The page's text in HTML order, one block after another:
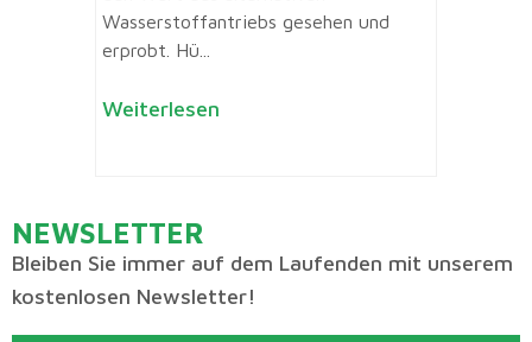
Wasserstoffantriebs gesehen und
erprobt. Hü...
Weiterlesen
NEWSLETTER
Bleiben Sie immer auf dem Laufenden mit unserem
kostenlosen Newsletter!